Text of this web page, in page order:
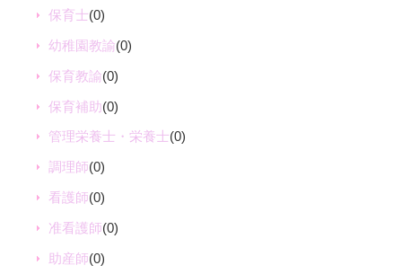
保育士(0)
幼稚園教諭(0)
保育教諭(0)
保育補助(0)
管理栄養士・栄養士(0)
調理師(0)
看護師(0)
准看護師(0)
助産師(0)